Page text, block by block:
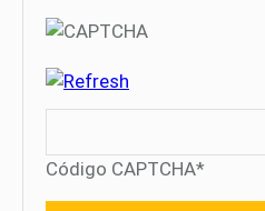
Código CAPTCHA*